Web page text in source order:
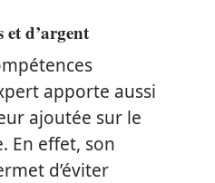
et d’argent
apporte aussi
ajoutée sur le
En effet, son
d’éviter